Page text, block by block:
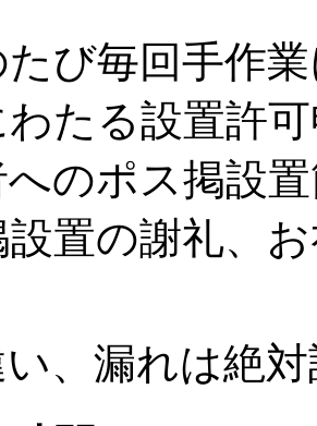
び毎回手作
わたる設置許
のポス掲設
置の謝礼、
、漏れは絶対